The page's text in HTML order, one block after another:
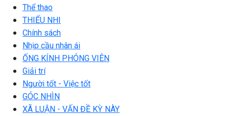
Thể thao
THIẾU NHI
Chính sách
Nhịp cầu nhân ái
ỐNG KÍNH PHÓNG VIÊN
Giải trí
Người tốt - Việc tốt
GÓC NHÌN
XÃ LUẬN - VẤN ĐỀ KỲ NÀY